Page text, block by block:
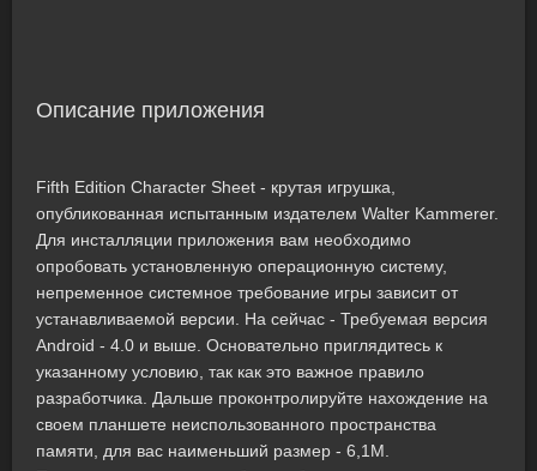
Описание приложения
Fifth Edition Character Sheet - крутая игрушка,
опубликованная испытанным издателем Walter Kammerer.
Для инсталляции приложения вам необходимо
опробовать установленную операционную систему,
непременное системное требование игры зависит от
устанавливаемой версии. На сейчас - Требуемая версия
Android - 4.0 и выше. Основательно приглядитесь к
указанному условию, так как это важное правило
разработчика. Дальше проконтролируйте нахождение на
своем планшете неиспользованного пространства
памяти, для вас наименьший размер - 6,1M.